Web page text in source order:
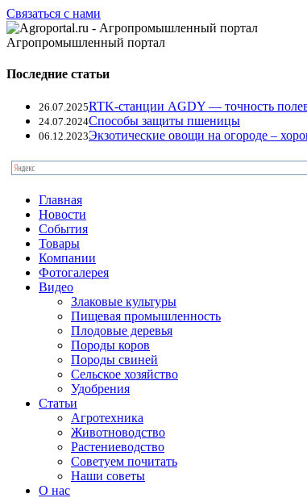
Связаться с нами
Агропромышленный портал
Последние статьи
26.07.2025RTK-станции AGDY — точность
24.07.2024Способы защиты пшеницы
06.12.2023Экзотические овощи на огороде –
Главная
Новости
События
Товары
Компании
Фотогалерея
Видео
Злаковые культуры
Пищевая промышленность
Плодовые деревья
Породы коров
Породы свиней
Сельское хозяйство
Удобрения
Статьи
Агротехника
Животноводство
Растениеводство
Советуем почитать
Наши советы
О нас